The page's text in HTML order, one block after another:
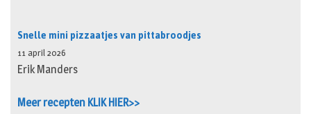
Snelle mini pizzaatjes van pittabroodjes
11 april 2026
Erik Manders
Meer recepten KLIK HIER>>